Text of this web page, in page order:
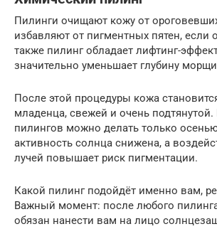
Пилинги очищают кожу от
избавляют от пигментных пятен, если
также пилинг обладает лифтинг-
значительно уменьшает глубину
После этой процедуры кожа
младенца, свежей и очень
пилингов можно делать только
активность солнца снижена, а
лучей повышает риск пигментации.
Какой пилинг подойдёт именно вам,
Важный момент: после любого
обязан нанести вам на лицо